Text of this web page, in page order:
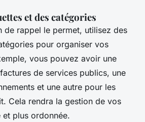
et des catégories
de rappel le permet, utilisez des
pour organiser vos
vous pouvez avoir une
de services publics, une
et une autre pour les
Cela rendra la gestion de vos
plus ordonnée.